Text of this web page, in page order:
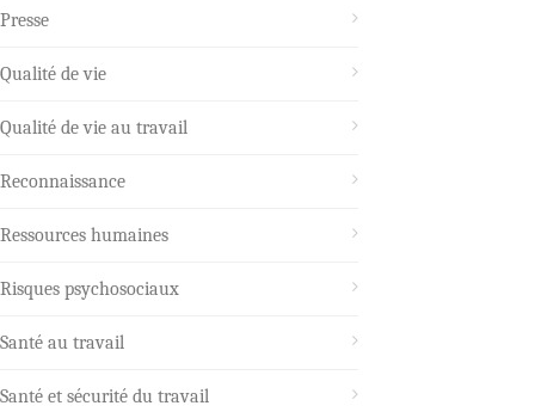
Presse
Qualité de vie
Qualité de vie au travail
Reconnaissance
Ressources humaines
Risques psychosociaux
Santé au travail
Santé et sécurité du travail